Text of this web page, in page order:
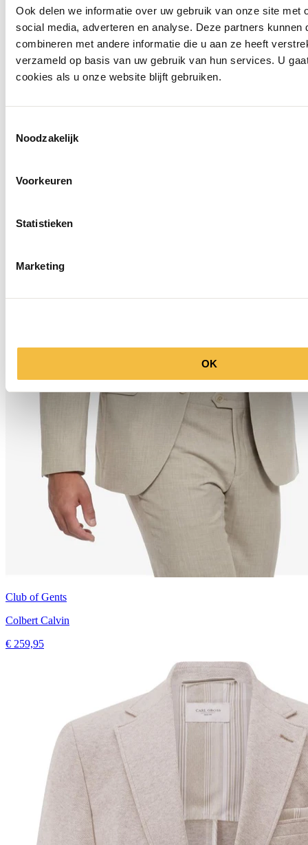
Ook delen we informatie over uw gebruik van onze site met
social media, adverteren en analyse. Deze partners kunnen
combineren met andere informatie die u aan ze heeft
verzameld op basis van uw gebruik van hun services. U
cookies als u onze website blijft gebruiken.
Noodzakelijk
Voorkeuren
Statistieken
Marketing
OK
€ 239,90
Club of Gents
Colbert Calvin
€ 259,95